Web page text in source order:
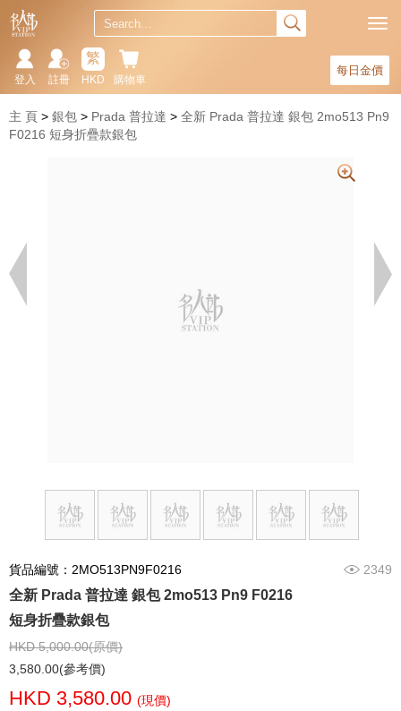
每日金價
購物車
繁
HKD
註冊
登入
主 頁 銀包 Prada 普拉達
全新 Prada 普拉達 銀包 2mo513 Pn9
F0216 短身折疊款銀包
貨品編號：2MO513PN9F0216 2349
全新 Prada 普拉達 銀包 2mo513 Pn9 F0216
短身折疊款銀包
HKD 5,000.00(原價)
3,580.00(參考價)
HKD 3,580.00 (現價)